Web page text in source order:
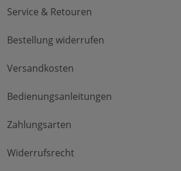
Service & Retouren
Bestellung widerrufen
Versandkosten
Bedienungsanleitungen
Zahlungsarten
Widerrufsrecht